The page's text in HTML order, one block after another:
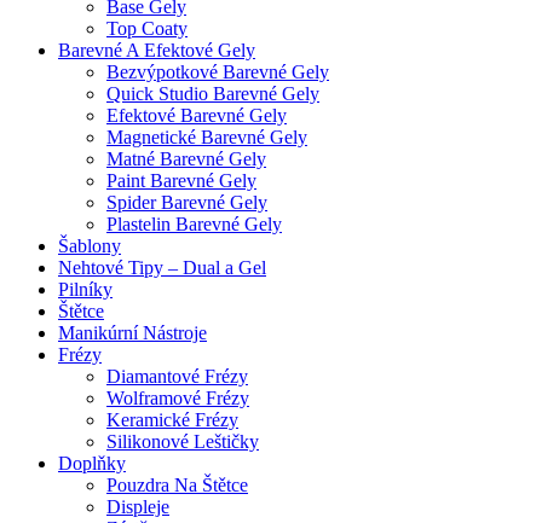
Base Gely
Top Coaty
Barevné A Efektové Gely
Bezvýpotkové Barevné Gely
Quick Studio Barevné Gely
Efektové Barevné Gely
Magnetické Barevné Gely
Matné Barevné Gely
Paint Barevné Gely
Spider Barevné Gely
Plastelin Barevné Gely
Šablony
Nehtové Tipy – Dual a Gel
Pilníky
Štětce
Manikúrní Nástroje
Frézy
Diamantové Frézy
Wolframové Frézy
Keramické Frézy
Silikonové Leštičky
Doplňky
Pouzdra Na Štětce
Displeje